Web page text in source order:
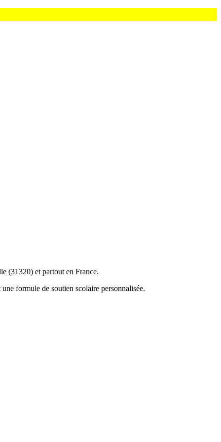
(31320) et partout en France.
formule de soutien scolaire personnalisée.